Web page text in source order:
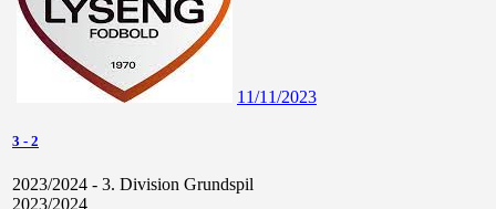
11/11/2023
3 - 2
2023/2024 - 3. Division Grundspil
2023/2024